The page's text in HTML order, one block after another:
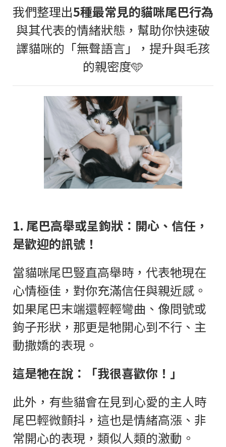
我們整理出5種最常見的貓咪尾巴行為
與其代表的情緒狀態，幫助你快速破
譯貓咪的「無聲語言」，提升與毛孩
的親密度🩵
1. 尾巴高舉或呈鉤狀：開心、信任，
是歡迎的訊號！
當貓咪尾巴豎直高舉時，代表牠現在
心情極佳，對你充滿信任與親近感。
如果尾巴末端還輕輕彎曲、像問號或
鉤子形狀，那更是牠開心到不行、主
動撒嬌的表現。
這是牠在說：「我很喜歡你！」
此外，有些貓會在見到心愛的主人時
尾巴輕微顫抖，這也是情緒高漲、非
常開心的表現，類似人類的激動。